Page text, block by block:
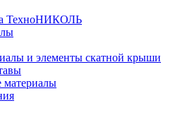
ТехноНИКОЛЬ
и элементы скатной крыши
материалы